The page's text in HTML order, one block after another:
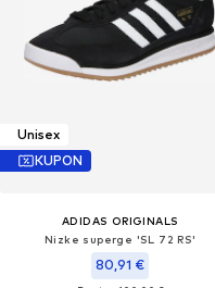
Unisex
KUPON
ADIDAS ORIGINALS
Nizke superge 'SL 72 RS'
80,91 €